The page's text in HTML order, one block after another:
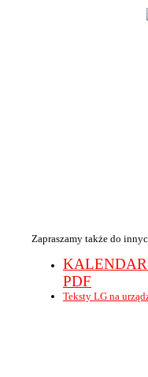
Zapraszamy także do
PDF
Teksty LG na